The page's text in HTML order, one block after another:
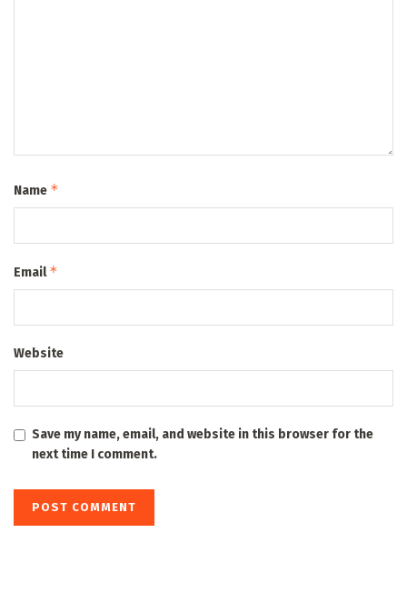
Name *
Email*
Website
Save my name, email, and website in this browser for the
next time I comment.